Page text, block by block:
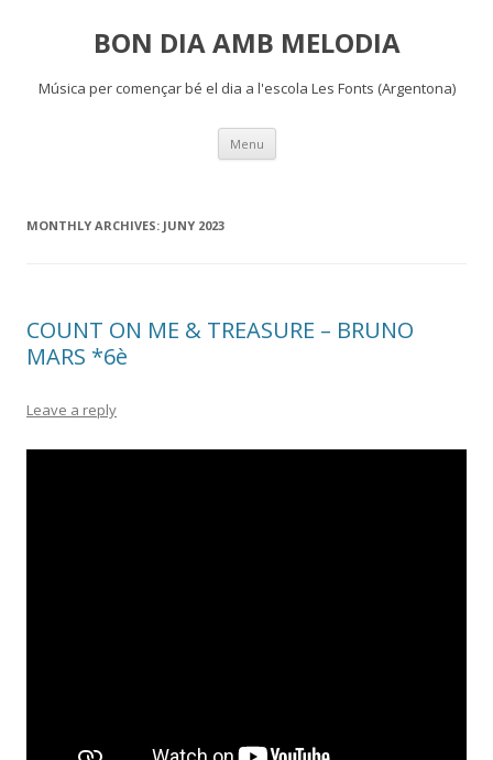
BON DIA AMB MELODIA
Música per començar bé el dia a l'escola Les Fonts (Argentona)
Menu Skip
content
MONTHLY ARCHIVES: JUNY 2023
COUNT ON ME & TREASURE – BRUNO
MARS *6è
Leave a reply